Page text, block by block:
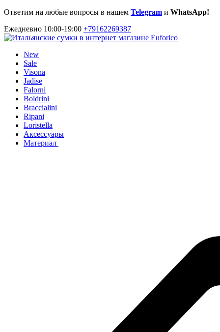
Ответим на любые вопросы в нашем Telegram и WhatsApp!
Ежедневно 10:00-19:00 +79162269387
New
Sale
Visona
Jadise
Falorni
Boldrini
Braccialini
Ripani
Loristella
Аксессуары
Материал